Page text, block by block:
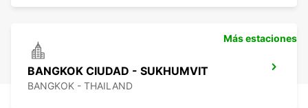
BANGKOK CIUDAD - SUKHUMVIT
BANGKOK - THAILAND
Más estaciones